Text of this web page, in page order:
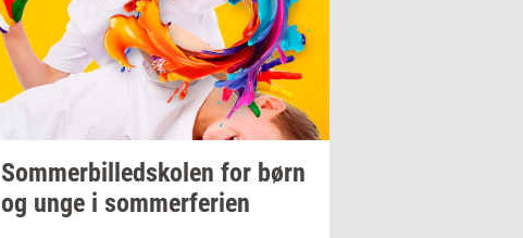
Som­mer­bil­ledsko­len for børn
og unge i som­mer­fe­ri­en